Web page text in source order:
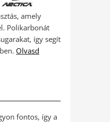
amely
Polikarbonát
így segít
Olvasd
fontos, így a